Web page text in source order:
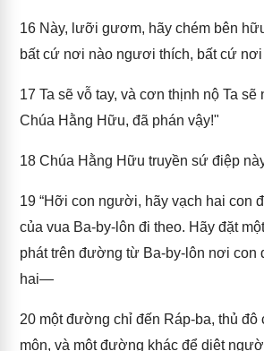
16 Này, lưỡi gươm, hãy chém bên
bất cứ nơi nào ngươi thích, bất cứ
17 Ta sẽ vỗ tay, và cơn thịnh nộ Ta sẽ
Chúa Hằng Hữu, đã phán vậy!"
18 Chúa Hằng Hữu truyền sứ điệp
19 “Hỡi con người, hãy vạch hai con
của vua Ba-by-lôn đi theo. Hãy đặt
phát trên đường từ Ba-by-lôn nơi con
hai—
20 một đường chỉ đến Ráp-ba, thủ đô
môn, và một đường khác để diệt